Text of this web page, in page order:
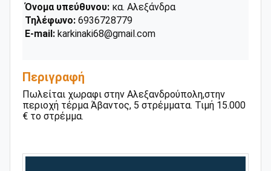
Όνομα υπεύθυνου: κα. Αλεξάνδρα
Τηλέφωνο: 6936728779
E-mail: karkinaki68@gmail.com
Περιγραφή
Πωλείται χωραφι στην Αλεξανδρούπολη,στην
περιοχή τέρμα Άβαντος, 5 στρέμματα. Τιμή 15.000
€ το στρέμμα.